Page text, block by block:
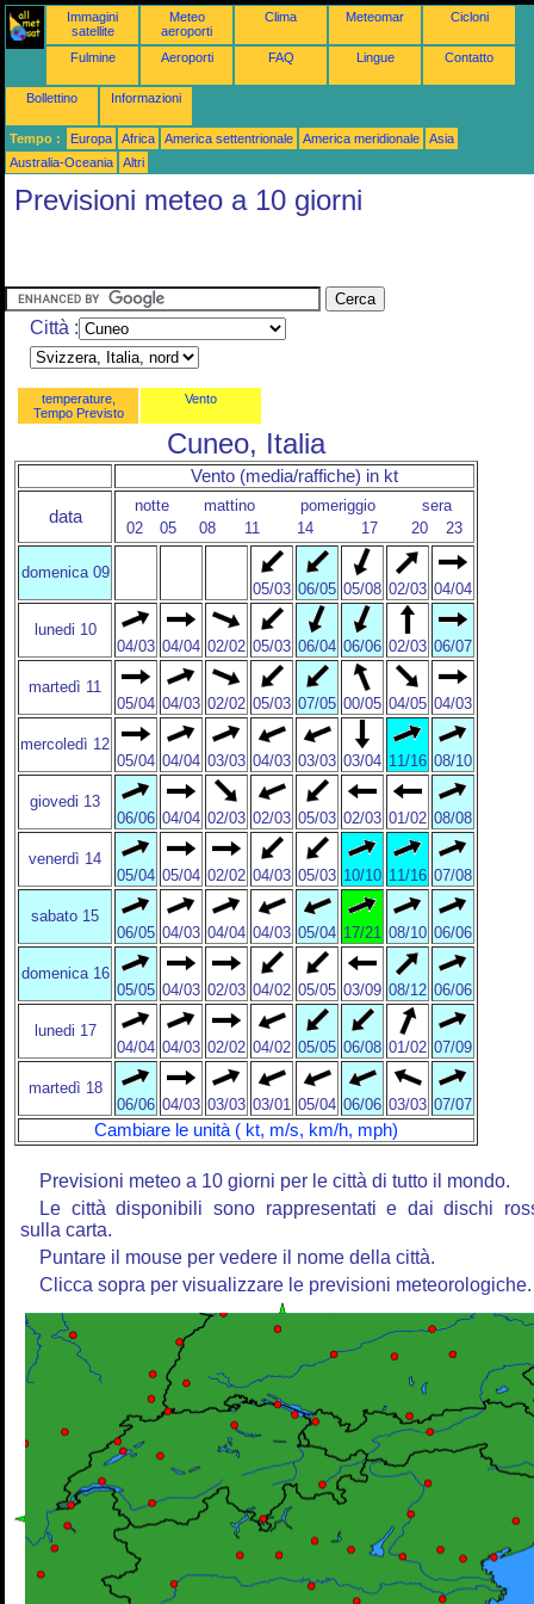
Immagini
satellite
Meteo
aeroporti
Clima Meteomar Cicloni
Fulmine Aeroporti FAQ Lingue Contatto
Bollettino Informazioni
Tempo : Europa Africa America settentrionale America meridionale
Asia
Australia-Oceania
Altri
Previsioni meteo a 10 giorni
Città :
temperature,
Tempo Previsto
Vento
Cuneo, Italia
Vento (media/raffiche) in kt
data
notte mattino pomeriggio
sera
02
05 08 11 14 17 20 23
domenica 09
05/03 06/05 05/08 02/03 04/04
lunedi 10
04/03 04/04 02/02 05/03 06/04 06/06 02/03 06/07
martedì 11
05/04 04/03 02/02 05/03 07/05 00/05 04/05 04/03
mercoledì 12
05/04 04/04 03/03 04/03 03/03 03/04 11/16 08/10
giovedi 13
06/06 04/04 02/03 02/03 05/03 02/03 01/02 08/08
venerdì 14
05/04 05/04 02/02 04/03 05/03 10/10 11/16 07/08
sabato 15
06/05 04/03 04/04 04/03 05/04 17/21 08/10 06/06
domenica 16
05/05 04/03 02/03 04/02 05/05 03/09 08/12 06/06
lunedi 17
04/04 04/03 02/02 04/02 05/05 06/08 01/02 07/09
martedì 18
06/06 04/03 03/03 03/01 05/04 06/06 03/03 07/07
Cambiare le unità ( kt, m/s, km/h, mph)
Previsioni meteo a 10 giorni per le città di tutto il mondo.
Le città disponibili sono rappresentati e dai dischi
sulla carta.
Puntare il mouse per vedere il nome della città.
Clicca sopra per visualizzare le previsioni meteorologiche.